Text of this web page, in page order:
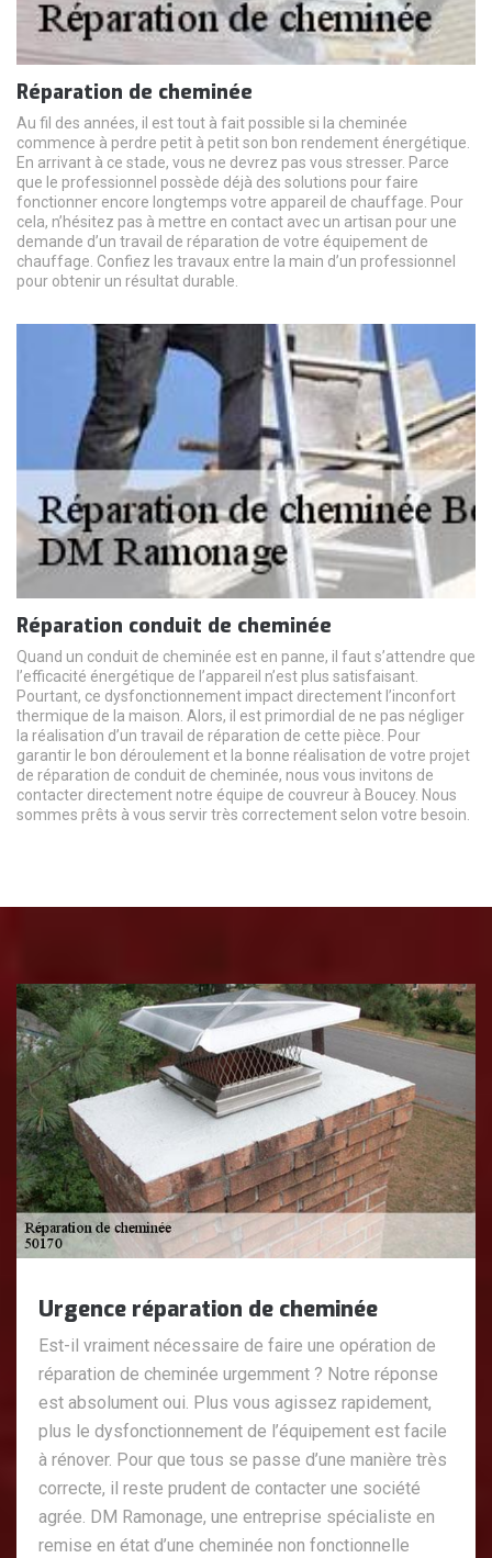
Réparation de cheminée
Au fil des années, il est tout à fait possible si la cheminée
commence à perdre petit à petit son bon rendement énergétique.
En arrivant à ce stade, vous ne devrez pas vous stresser. Parce
que le professionnel possède déjà des solutions pour faire
fonctionner encore longtemps votre appareil de chauffage. Pour
cela, n’hésitez pas à mettre en contact avec un artisan pour une
demande d’un travail de réparation de votre équipement de
chauffage. Confiez les travaux entre la main d’un professionnel
pour obtenir un résultat durable.
Réparation conduit de cheminée
Quand un conduit de cheminée est en panne, il faut s’attendre que
l’efficacité énergétique de l’appareil n’est plus satisfaisant.
Pourtant, ce dysfonctionnement impact directement l’inconfort
thermique de la maison. Alors, il est primordial de ne pas négliger
la réalisation d’un travail de réparation de cette pièce. Pour
garantir le bon déroulement et la bonne réalisation de votre projet
de réparation de conduit de cheminée, nous vous invitons de
contacter directement notre équipe de couvreur à Boucey. Nous
sommes prêts à vous servir très correctement selon votre besoin.
Urgence réparation de cheminée
Est-il vraiment nécessaire de faire une opération de
réparation de cheminée urgemment ? Notre réponse
est absolument oui. Plus vous agissez rapidement,
plus le dysfonctionnement de l’équipement est facile
à rénover. Pour que tous se passe d’une manière très
correcte, il reste prudent de contacter une société
agrée. DM Ramonage, une entreprise spécialiste en
remise en état d’une cheminée non fonctionnelle